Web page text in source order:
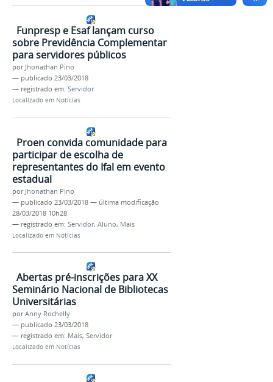
Funpresp e Esaf lançam curso
sobre Previdência Complementar
para servidores públicos
por Jhonathan Pino
— publicado 23/03/2018
— registrado em: Servidor
Localizado em Notícias
Proen convida comunidade para
participar de escolha de
representantes do Ifal em evento
estadual
por Jhonathan Pino
— publicado 23/03/2018 — última modificação
28/03/2018 10h28
— registrado em: Servidor, Aluno, Mais
Localizado em Notícias
Abertas pré-inscrições para XX
Seminário Nacional de Bibliotecas
Universitárias
porAnny Rochelly
— publicado 23/03/2018
— registrado em: Mais, Servidor
Localizado em Notícias